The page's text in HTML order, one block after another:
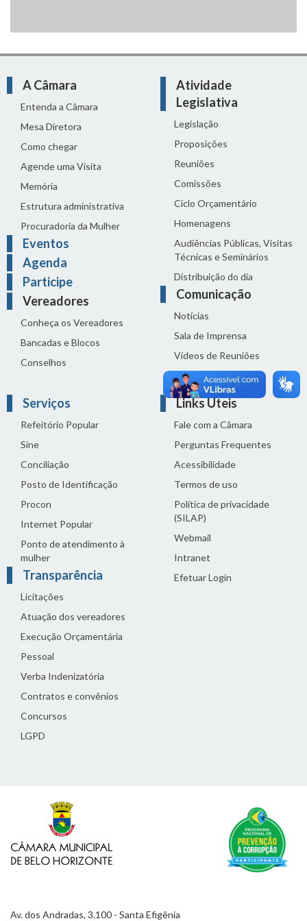
A Câmara
Entenda a Câmara
Mesa Diretora
Como chegar
Agende uma Visita
Memória
Estrutura administrativa
Procuradoria da Mulher
Eventos
Agenda
Participe
Vereadores
Conheça os Vereadores
Bancadas e Blocos
Conselhos
Atividade
Legislativa
Legislação
Proposições
Reuniões
Comissões
Ciclo Orçamentário
Homenagens
Audiências Públicas, Visitas
Técnicas e Seminários
Distribuição do dia
Comunicação
Notícias
Sala de Imprensa
Vídeos de Reuniões
Solenidades
Serviços
Refeitório Popular
Sine
Conciliação
Posto de Identificação
Procon
Internet Popular
Ponto de atendimento à
mulher
Transparência
Licitações
Atuação dos vereadores
Execução Orçamentária
Pessoal
Verba Indenizatória
Contratos e convênios
Concursos
LGPD
Links Úteis
Fale com a Câmara
Perguntas Frequentes
Acessibilidade
Termos de uso
Política de privacidade
(SILAP)
Webmail
Intranet
Efetuar Login
Av. dos Andradas, 3.100 - Santa Efigênia